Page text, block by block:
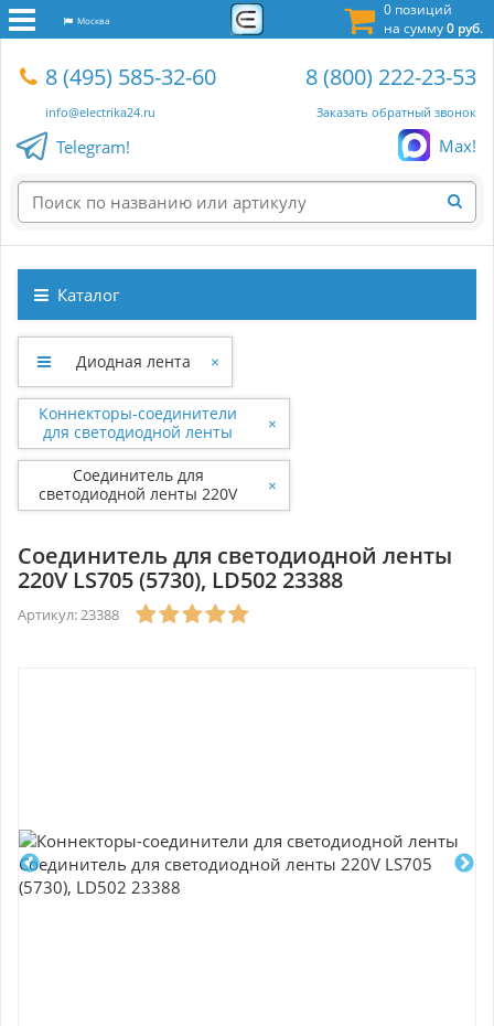
0 позиций
на сумму0 руб.
Москва
8 (495) 585-32-60
info@electrika24.ru
8 (800) 222-23-53
Заказать обратный звонок
Telegram! Max!
Каталог
Диодная лента ×
Коннекторы-соединители
для светодиодной ленты
×
Соединитель для
светодиодной ленты 220V
LS705 (5730), LD502 23388
×
Соединитель для светодиодной ленты
220V LS705 (5730), LD502 23388
Артикул: 23388